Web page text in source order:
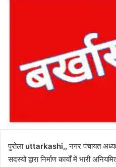
पुरोला uttarkashi,, नगर पंचायत
सदस्यों द्वारा निर्माण कार्यों में भारी